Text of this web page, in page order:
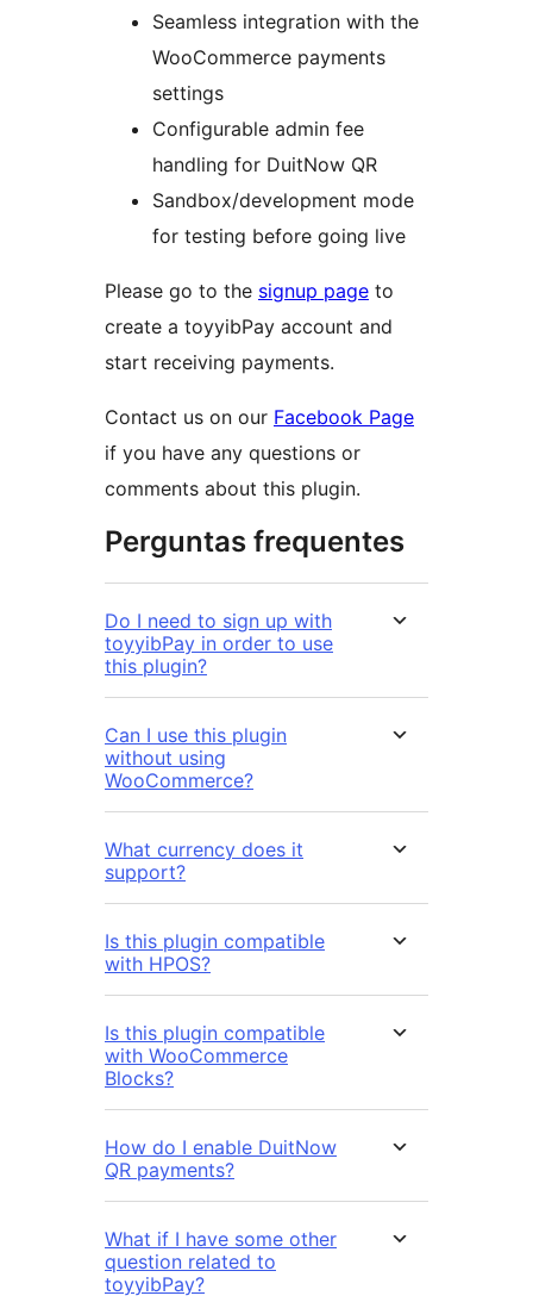
Seamless integration with the
WooCommerce payments
settings
Configurable admin fee
handling for DuitNow QR
Sandbox/development mode
for testing before going live
Please go to the signup page to
create a toyyibPay account and
start receiving payments.
Contact us on our Facebook Page
if you have any questions or
comments about this plugin.
Perguntas frequentes
Do I need to sign up with
toyyibPay in order to use
this plugin?
Can I use this plugin
without using
WooCommerce?
What currency does it
support?
Is this plugin compatible
with HPOS?
Is this plugin compatible
with WooCommerce
Blocks?
How do I enable DuitNow
QR payments?
What if I have some other
question related to
toyyibPay?